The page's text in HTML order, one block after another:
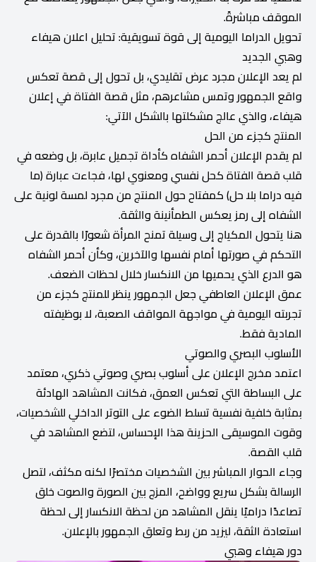
الموقف مباشرةً.
تحويل الدراما اليومية إلى قوة تسويقية: تحليل اعلان هيفاء
وهبي الجديد
لم يعد الإعلان مجرد عرض تقليدي، بل تحول إلى قصة تعكس
واقع الجمهور وتمس مشاعرهم، مثل قصة الفتاة في إعلان
هيفاء، والذي عالج مشكلتها بالشكل الآتي:
المنتج كجزء من الحل
لم يقدم الإعلان أحمر الشفاه كأداة تجميل عابرة، بل وضعه في
قلب قصة الفتاة كحل نفسي ومعنوي لها، فجاءت عبارة (ما
فيه دراما بلا حل) كمفتاح حول المنتج من مجرد لمسة لونية على
الشفاه إلى رمز يعكس الطمأنينة والثقة.
هنا يتحول المكياج إلى وسيلة تمنح المرأة شعورًا بالقدرة على
التحكم في صورتها أمام نفسها والآخرين، وكأن أحمر الشفاه
هو الدرع الذي يحميها من الانكسار خلال لحظات الضعف.
عمق الإعلان العاطفي جعل الجمهور ينظر للمنتج كجزء من
تجربته اليومية في مواجهة المواقف الصعبة، لا بوظيفته
المادية فقط.
الأسلوب البصري والصوتي
اعتمد مخرج الإعلان على أسلوب بصري وصوتي ذكري، معتمد
على البساطة التي تعكس العمق، فكانت المشاهد الهادئة
بمثابة خلفية نفسية تسلط الضوء على التوتر الداخلي للشخصيات،
وقوت الموسيقى الحزينة هذا الإحساس، لتضع المشاهد في
قلب القصة.
وجاء الحوار المباشر بين الشخصيات مختصرًا لكنه مكثف، لتصل
الرسالة بشكل سريع وواضح، المزج بين الصورة والصوت خلق
تصاعدًا دراميًا ينقل المشاهد من لحظة الانكسار إلى لحظة
استعادة الثقة، ليزيد من ربط وتعلق الجمهور بالإعلان.
دور هيفاء وهبي